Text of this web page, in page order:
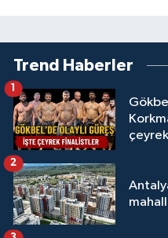
Trend Haberler
1
2